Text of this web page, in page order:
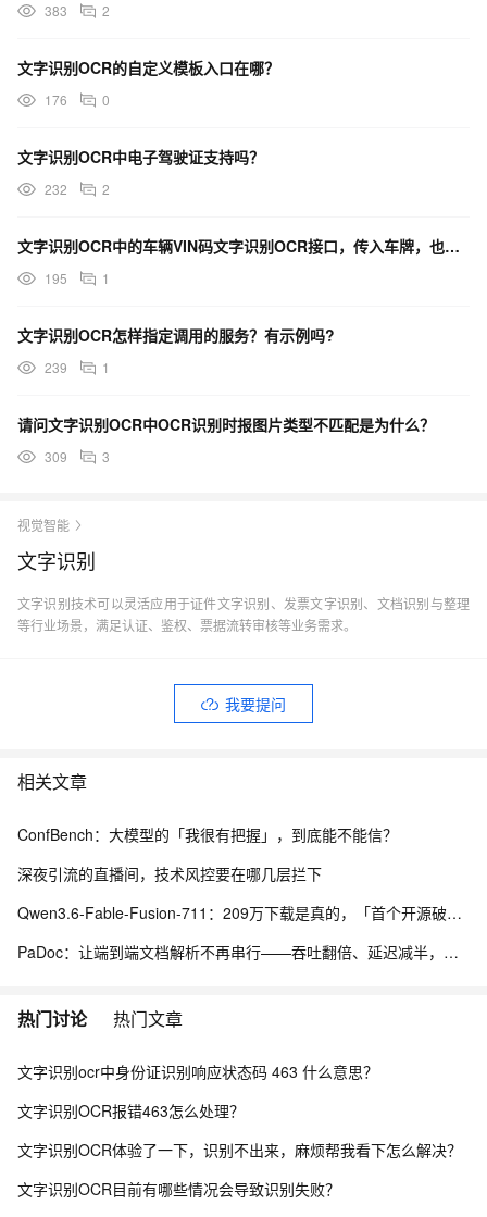
383 2
文字识别OCR的自定义模板入口在哪？
176 0
文字识别OCR中电子驾驶证支持吗？
232 2
文字识别OCR中的车辆VIN码文字识别OCR接口，传入车牌，也返回成功。这是为什么？
195 1
文字识别OCR怎样指定调用的服务？有示例吗?
239 1
请问文字识别OCR中OCR识别时报图片类型不匹配是为什么？
309 3
视觉智能
文字识别
文字识别技术可以灵活应用于证件文字识别、发票文字识别、文档识别与整理
等行业场景，满足认证、鉴权、票据流转审核等业务需求。
我要提问
相关文章
ConfBench：大模型的「我很有把握」，到底能不能信？
深夜引流的直播间，技术风控要在哪几层拦下
Qwen3.6-Fable-Fusion-711：209万下载是真的，「首个开源破700」得另说
PaDoc：让端到端文档解析不再串行——吞吐翻倍、延迟减半，质量还没掉
热门讨论 热门文章
文字识别ocr中身份证识别响应状态码 463 什么意思？
文字识别OCR报错463怎么处理？
文字识别OCR体验了一下，识别不出来，麻烦帮我看下怎么解决？
文字识别OCR目前有哪些情况会导致识别失败？